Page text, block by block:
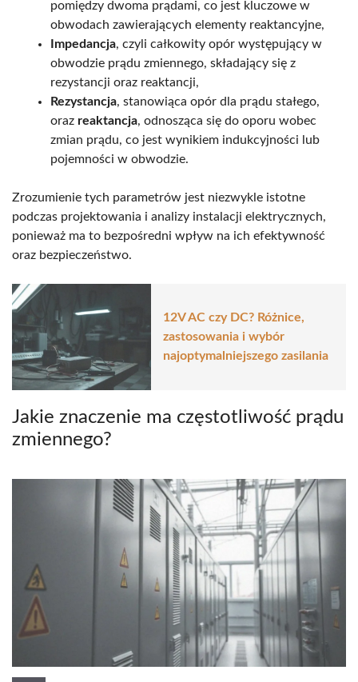
pomiędzy dwoma prądami, co jest kluczowe w
obwodach zawierających elementy reaktancyjne,
Impedancja, czyli całkowity opór występujący w
obwodzie prądu zmiennego, składający się z
rezystancji oraz reaktancji,
Rezystancja, stanowiąca opór dla prądu stałego,
oraz reaktancja, odnosząca się do oporu wobec
zmian prądu, co jest wynikiem indukcyjności lub
pojemności w obwodzie.
Zrozumienie tych parametrów jest niezwykle istotne
podczas projektowania i analizy instalacji elektrycznych,
ponieważ ma to bezpośredni wpływ na ich efektywność
oraz bezpieczeństwo.
12V AC czy DC? Różnice,
zastosowania i wybór
najoptymalniejszego zasilania
Jakie znaczenie ma częstotliwość prądu
zmiennego?